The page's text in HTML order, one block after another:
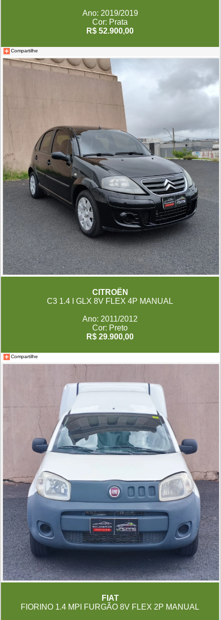
Ano: 2019/2019
Cor: Prata
R$ 52.900,00
Compartilhe
CITROËN
C3 1.4 I GLX 8V FLEX 4P MANUAL
Ano: 2011/2012
Cor: Preto
R$ 29.900,00
Compartilhe
FIAT
FIORINO 1.4 MPI FURGÃO 8V FLEX 2P MANUAL